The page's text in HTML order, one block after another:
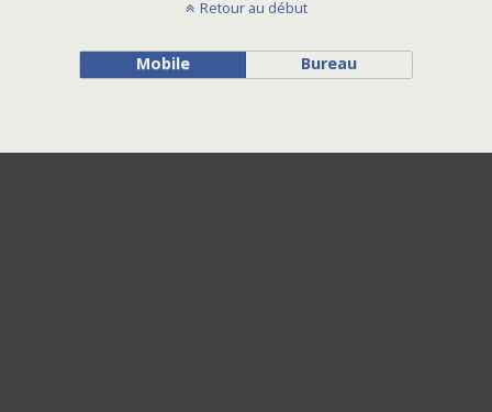
Retour au début
Mobile Bureau